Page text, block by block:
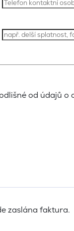
od údajů o
zaslána faktura.